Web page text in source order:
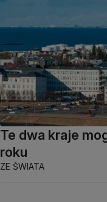
Te dwa kraje
roku
ZE ŚWIATA